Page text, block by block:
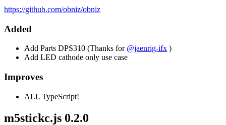
https://github.com/obniz/obniz
Added
Add Parts DPS310 (Thanks for @jaenrig-ifx )
Add LED cathode only use case
Improves
ALL TypeScript!
m5stickc.js 0.2.0